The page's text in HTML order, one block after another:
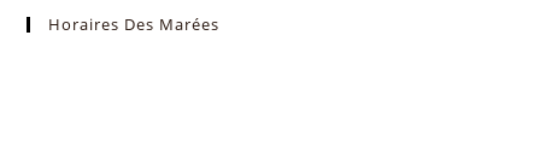
Horaires Des Marées